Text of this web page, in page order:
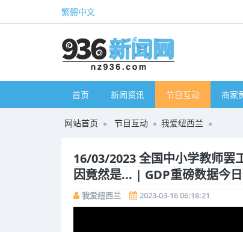
繁體中文
首页 新闻资讯 节目互动 商家
网站首页 节目互动 我爱纽西兰
16/03/2023 全国中小学教师罢
因竟然是... | GDP重磅数据今
我爱纽西兰 2023-03-16 06:18:21